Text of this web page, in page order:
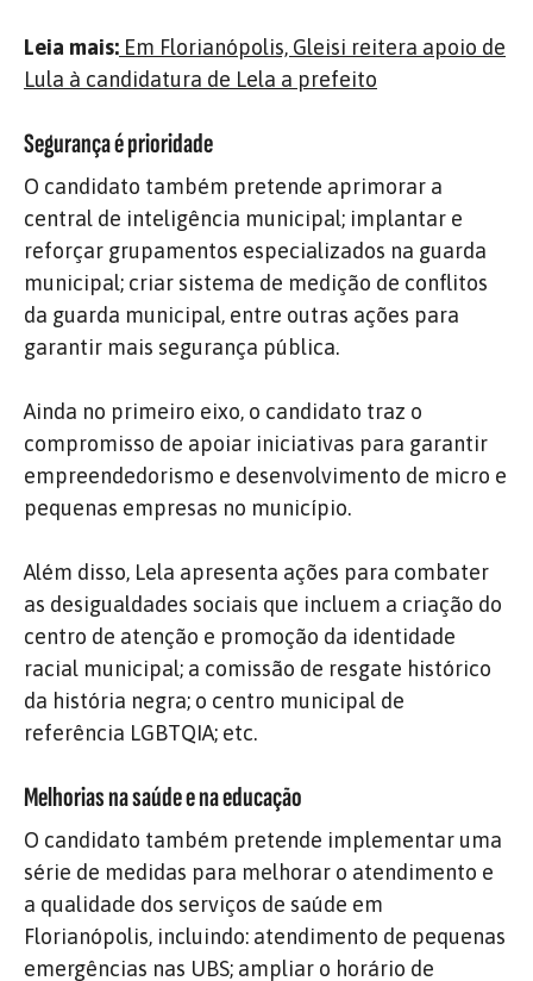
Leia mais: Em Florianópolis, Gleisi reitera apoio de
Lula à candidatura de Lela a prefeito
Segurança é prioridade
O candidato também pretende aprimorar a
central de inteligência municipal; implantar e
reforçar grupamentos especializados na guarda
municipal; criar sistema de medição de conflitos
da guarda municipal, entre outras ações para
garantir mais segurança pública.
Ainda no primeiro eixo, o candidato traz o
compromisso de apoiar iniciativas para garantir
empreendedorismo e desenvolvimento de micro e
pequenas empresas no município.
Além disso, Lela apresenta ações para combater
as desigualdades sociais que incluem a criação do
centro de atenção e promoção da identidade
racial municipal; a comissão de resgate histórico
da história negra; o centro municipal de
referência LGBTQIA; etc.
Melhorias na saúde e na educação
O candidato também pretende implementar uma
série de medidas para melhorar o atendimento e
a qualidade dos serviços de saúde em
Florianópolis, incluindo: atendimento de pequenas
emergências nas UBS; ampliar o horário de